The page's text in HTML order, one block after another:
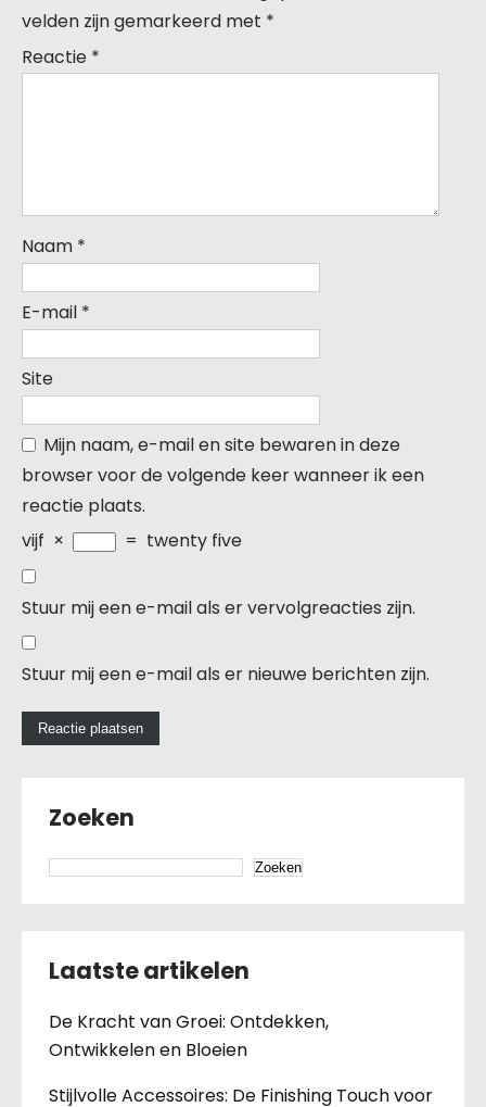
velden zijn gemarkeerd met *
Reactie *
Naam *
E-mail *
Site
Mijn naam, e-mail en site bewaren in deze
browser voor de volgende keer wanneer ik een
reactie plaats.
vijf × = twenty five
Stuur mij een e-mail als er vervolgreacties zijn.
Stuur mij een e-mail als er nieuwe berichten zijn.
Zoeken
Zoeken
Laatste artikelen
De Kracht van Groei: Ontdekken,
Ontwikkelen en Bloeien
Stijlvolle Accessoires: De Finishing Touch voor